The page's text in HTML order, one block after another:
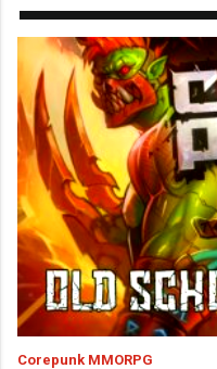
Corepunk MMORPG